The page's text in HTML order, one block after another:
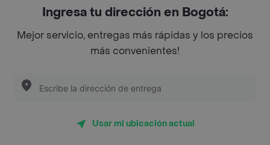
Encuéntranos en estos países
App Store Google play
Ingresa tu dirección en Bogotá:
Mejor servicio, entregas más rápidas y los precios
más convenientes!
Usar mi ubicación actual